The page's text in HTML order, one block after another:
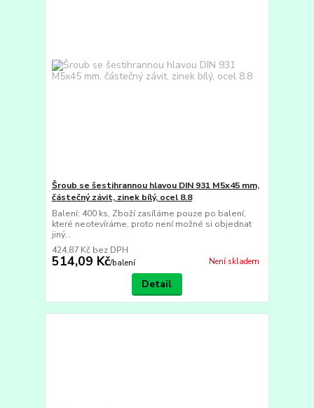
Šroub se šestihrannou hlavou DIN 931 M5x45 mm,
částečný závit, zinek bílý, ocel 8.8
Balení: 400 ks, Zboží zasíláme pouze po balení,
které neotevíráme, proto není možné si objednat
jiný...
514,09 Kč/balení
424,87 Kč bez DPH
Není skladem
Detail